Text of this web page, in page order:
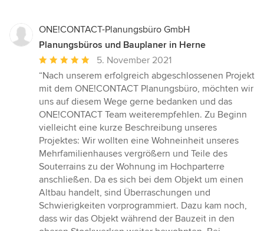
ONE!CONTACT-Planungsbüro GmbH
Planungsbüros und Bauplaner in Herne
Durchschnittliche
Bewertung:
5
von
5
Sternen
5. November 2021
“Nach unserem erfolgreich abgeschlossenen Projekt
mit dem ONE!CONTACT Planungsbüro, möchten wir
uns auf diesem Wege gerne bedanken und das
ONE!CONTACT Team weiterempfehlen. Zu Beginn
vielleicht eine kurze Beschreibung unseres
Projektes: Wir wollten eine Wohneinheit unseres
Mehrfamilienhauses vergrößern und Teile des
Souterrains zu der Wohnung im Hochparterre
anschließen. Da es sich bei dem Objekt um einen
Altbau handelt, sind Überraschungen und
Schwierigkeiten vorprogrammiert. Dazu kam noch,
dass wir das Objekt während der Bauzeit in den